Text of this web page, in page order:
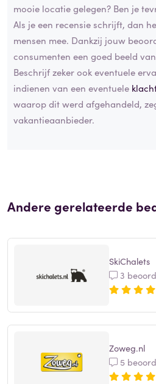
mooie locatie gelegen? Ben je
Als je een recensie schrijft, dan
mensen mee. Dankzij jouw
consumenten een goed beeld
Beschrijf zeker ook eventuele
indienen van een eventuele
waarop dit werd afgehandeld,
vakantieaanbieder.
Andere gerelateerde
SkiChalets
3
Zoweg.nl
5